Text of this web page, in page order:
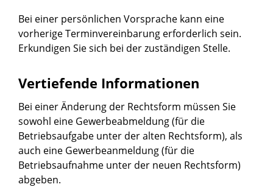
Bei einer persönlichen Vorsprache kann eine
vorherige Terminvereinbarung erforderlich sein.
Erkundigen Sie sich bei der zuständigen Stelle.
Vertiefende Informationen
Bei einer Änderung der Rechtsform müssen Sie
sowohl eine Gewerbeabmeldung (für die
Betriebsaufgabe unter der alten Rechtsform), als
auch eine Gewerbeanmeldung (für die
Betriebsaufnahme unter der neuen Rechtsform)
abgeben.